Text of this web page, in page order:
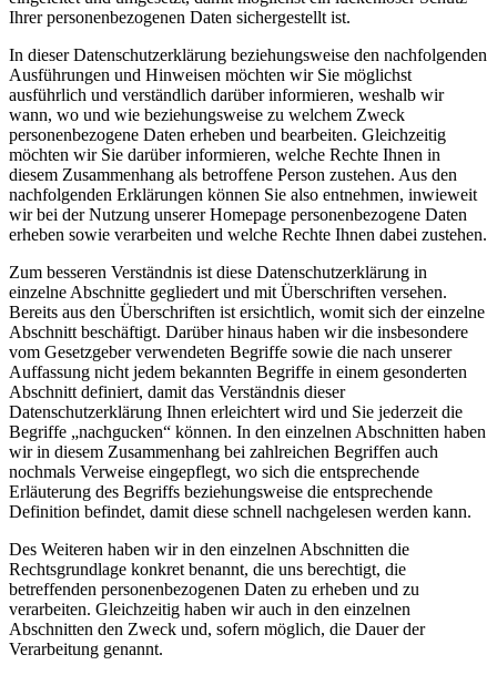
Ihrer personenbezogenen Daten sichergestellt ist.
In dieser Datenschutzerklärung beziehungsweise den nachfolgenden
Ausführungen und Hinweisen möchten wir Sie möglichst
ausführlich und verständlich darüber informieren, weshalb wir
wann, wo und wie beziehungsweise zu welchem Zweck
personenbezogene Daten erheben und bearbeiten. Gleichzeitig
möchten wir Sie darüber informieren, welche Rechte Ihnen in
diesem Zusammenhang als betroffene Person zustehen. Aus den
nachfolgenden Erklärungen können Sie also entnehmen, inwieweit
wir bei der Nutzung unserer Homepage personenbezogene Daten
erheben sowie verarbeiten und welche Rechte Ihnen dabei zustehen.
Zum besseren Verständnis ist diese Datenschutzerklärung in
einzelne Abschnitte gegliedert und mit Überschriften versehen.
Bereits aus den Überschriften ist ersichtlich, womit sich der einzelne
Abschnitt beschäftigt. Darüber hinaus haben wir die insbesondere
vom Gesetzgeber verwendeten Begriffe sowie die nach unserer
Auffassung nicht jedem bekannten Begriffe in einem gesonderten
Abschnitt definiert, damit das Verständnis dieser
Datenschutzerklärung Ihnen erleichtert wird und Sie jederzeit die
Begriffe „nachgucken“ können. In den einzelnen Abschnitten haben
wir in diesem Zusammenhang bei zahlreichen Begriffen auch
nochmals Verweise eingepflegt, wo sich die entsprechende
Erläuterung des Begriffs beziehungsweise die entsprechende
Definition befindet, damit diese schnell nachgelesen werden kann.
Des Weiteren haben wir in den einzelnen Abschnitten die
Rechtsgrundlage konkret benannt, die uns berechtigt, die
betreffenden personenbezogenen Daten zu erheben und zu
verarbeiten. Gleichzeitig haben wir auch in den einzelnen
Abschnitten den Zweck und, sofern möglich, die Dauer der
Verarbeitung genannt.